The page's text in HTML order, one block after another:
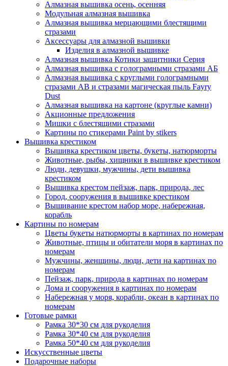
Алмазная вышивка осень, осенняя
Модульная алмазная вышивка
Алмазная вышивка мерцающими блестящими
стразами
Аксессуары для алмазной вышивки
Изделия в алмазной вышивке
Алмазная вышивка Котики защитники Серия
Алмазная вышивка с голограмными стразами АБ
Алмазная вышивка с круглыми голограмными
стразами AB и стразами магическая пыль Fayry
Dust
Алмазная вышивка на картоне (круглые камни)
Акционные предложения
Мишки с блестящими стразами
Картины по стикерами Paint by stikers
Вышивка крестиком
Вышивка крестиком цветы, букеты, натюрморты
Животные, рыбы, хищники в вышивке крестиком
Люди, девушки, мужчины, дети вышивка
крестиком
Вышивка крестом пейзаж, парк, природа, лес
Город, сооружения в вышивке крестиком
Вышивание крестом набор море, набережная,
корабль
Картины по номерам
Цветы букеты натюрморты в картинах по номерам
Животные, птицы и обитатели моря в картинах по
номерам
Мужчины, женщины, люди, дети на картинах по
номерам
Пейзаж, парк, природа в картинах по номерам
Дома и сооружения в картинах по номерам
Набережная у моря, корабли, океан в картинах по
номерам
Готовые рамки
Рамка 30*30 см для рукоделия
Рамка 30*40 см для рукоделия
Рамка 50*40 см для рукоделия
Искусственные цветы
Подарочные наборы